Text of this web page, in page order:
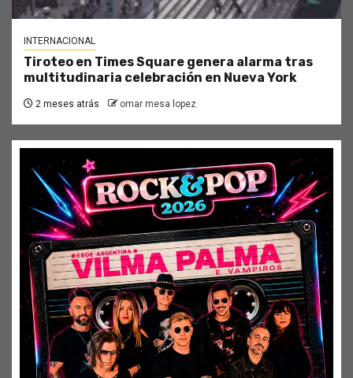
INTERNACIONAL
Tiroteo en Times Square genera alarma tras
multitudinaria celebración en Nueva York
2 meses atrás omar mesa lopez